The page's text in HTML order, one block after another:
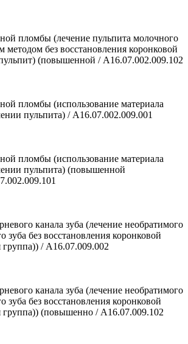
пломбы (лечение пульпита молочного
методом без восстановления коронковой
(повышенной / A16.07.002.009.102
пломбы (использование материала
пульпита) / A16.07.002.009.001
пломбы (использование материала
пульпита) (повышенной
канала зуба (лечение необратимого
зуба без восстановления коронковой
группа)) / А16.07.009.002
канала зуба (лечение необратимого
зуба без восстановления коронковой
группа)) (повышенно / А16.07.009.102